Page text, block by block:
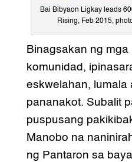
Bai Bibyaon Ligkay leads
Rising, Feb 2015,
Binagsakan ng
komunidad,
eskwelahan, lumala
pananakot. Subalit
puspusang
Manobo na
ng Pantaron sa